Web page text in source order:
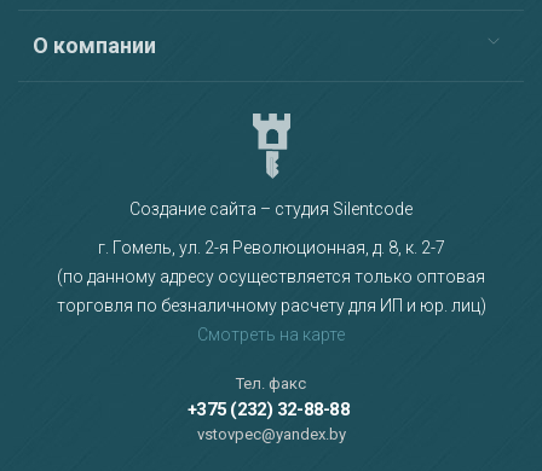
О компании
Создание сайта – студия Silentcode
г. Гомель, ул. 2-я Революционная, д. 8, к. 2-7
(по данному адресу осуществляется только оптовая
торговля по безналичному расчету для ИП и юр. лиц)
Смотреть на карте
Тел. факс
+375 (232) 32-88-88
vstovpec@yandex.by